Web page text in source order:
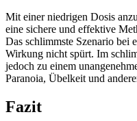
Mit einer niedrigen Dosis
eine sichere und effektive
Das schlimmste Szenario bei
Wirkung nicht spürt. Im
jedoch zu einem
Paranoia, Übelkeit und
Fazit